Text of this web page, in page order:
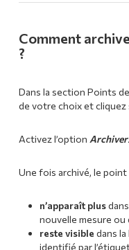
Comment
?
Dans la section Points
de votre choix et cliquez
Activez l’option Archiver.
Une fois archivé, le
n’apparaît plus
nouvelle mesure ou
reste visible dans
identifié par